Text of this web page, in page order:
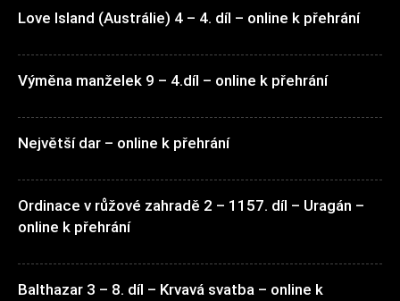
Love Island (Austrálie) 4 – 4. díl – online k přehrání
Výměna manželek 9 – 4.díl – online k přehrání
Největší dar – online k přehrání
Ordinace v růžové zahradě 2 – 1157. díl – Uragán –
online k přehrání
Balthazar 3 – 8. díl – Krvavá svatba – online k